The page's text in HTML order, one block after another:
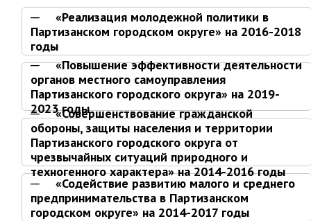
Глава МО г. Партизанск
Первый заместитель главы
Управления
Управление бухгалтерского учёта
Финансовое управление
О финансовом управлении
Управление по организационно-
контрольной работе
Управление экономики и
собственности
«Реализация молодежной политики в
Партизанском городском округе» на 2016-2018
годы
«Повышение эффективности деятельности
органов местного самоуправления
Партизанского городского округа» на 2019-
2023 годы
«Совершенствование гражданской
обороны, защиты населения и территории
Партизанского городского округа от
чрезвычайных ситуаций природного и
техногенного характера» на 2014-2016 годы
«Содействие развитию малого и среднего
предпринимательства в Партизанском
городском округе» на 2014-2017 годы